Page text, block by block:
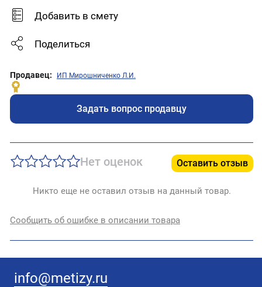
Добавить в смету
Поделиться
Продавец: ИП Мирошниченко Л.И.
Задать вопрос продавцу
Нет оценок Оставить отзыв
Никто еще не оставил отзыв на данный товар.
Сообщить об ошибке в описании товара
info@metizy.ru